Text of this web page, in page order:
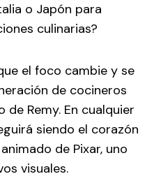
o Japón para
culinarias?
el foco cambie y se
de cocineros
Remy. En cualquier
siendo el corazón
de Pixar, uno
visuales.